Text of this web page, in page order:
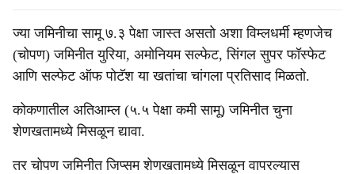
ज्या जमिनीचा सामू ७.३ पेक्षा जास्त असतो अशा विम्लधर्मी म्हणजेच
(चोपण) जमिनीत युरिया, अमोनियम सल्फेट, सिंगल सुपर फॉस्फेट
आणि सल्फेट ऑफ पोटॅश या खतांचा चांगला प्रतिसाद मिळतो.
कोकणातील अतिआम्ल (५.५ पेक्षा कमी सामू) जमिनीत चुना
शेणखतामध्ये मिसळून द्यावा.
तर चोपण जमिनीत जिप्सम शेणखतामध्ये मिसळून वापरल्यास